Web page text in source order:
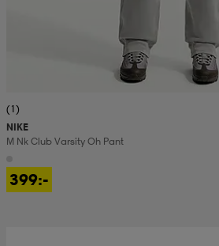
(1)
NIKE
M Nk Club Varsity Oh Pant
399:-